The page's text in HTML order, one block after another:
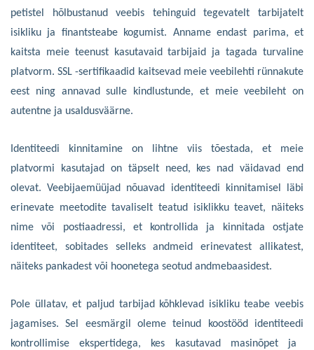
petistel hõlbustanud veebis tehinguid tegevatelt tarbijatelt
isikliku ja finantsteabe kogumist. Anname endast parima, et
kaitsta meie teenust kasutavaid tarbijaid ja tagada turvaline
platvorm. SSL -sertifikaadid kaitsevad meie veebilehti rünnakute
eest ning annavad sulle kindlustunde, et meie veebileht on
autentne ja usaldusväärne.
Identiteedi kinnitamine on lihtne viis tõestada, et meie
platvormi kasutajad on täpselt need, kes nad väidavad end
olevat. Veebijaemüüjad nõuavad identiteedi kinnitamisel läbi
erinevate meetodite tavaliselt teatud isiklikku teavet, näiteks
nime või postiaadressi, et kontrollida ja kinnitada ostjate
identiteet, sobitades selleks andmeid erinevatest allikatest,
näiteks pankadest või hoonetega seotud andmebaasidest.
Pole üllatav, et paljud tarbijad kõhklevad isikliku teabe veebis
jagamises. Sel eesmärgil oleme teinud koostööd identiteedi
kontrollimise ekspertidega, kes kasutavad masinõpet ja